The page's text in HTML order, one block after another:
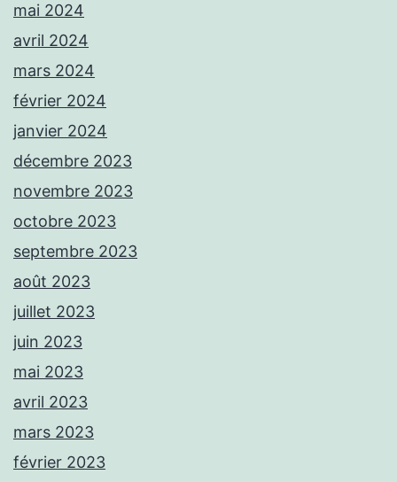
mai 2024
avril 2024
mars 2024
février 2024
janvier 2024
décembre 2023
novembre 2023
octobre 2023
septembre 2023
août 2023
juillet 2023
juin 2023
mai 2023
avril 2023
mars 2023
février 2023